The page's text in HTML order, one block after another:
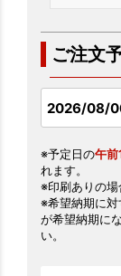
ご注文
※予定日の午
れます。
※印刷ありの場
※希望納期に
が希望納期に
い。